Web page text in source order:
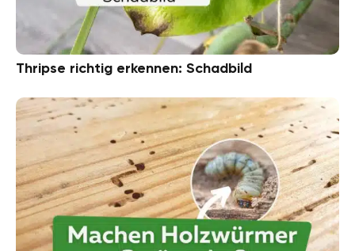
Thripse richtig erkennen: Schadbild